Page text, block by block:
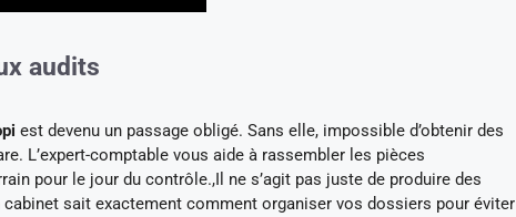
audits
est devenu un passage obligé. Sans elle, impossible d’obtenir des
L’expert-comptable vous aide à rassembler les pièces
pour le jour du contrôle.,Il ne s’agit pas juste de produire des
sait exactement comment organiser vos dossiers pour éviter